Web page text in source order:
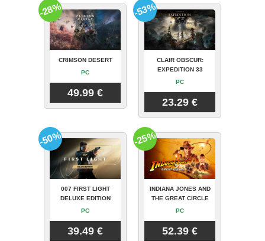
CRIMSON DESERT
PC
49.99 €
-28%
CLAIR OBSCUR:
EXPEDITION 33
PC
23.29 €
-53%
007 FIRST LIGHT
DELUXE EDITION
PC
39.49 €
-50%
INDIANA JONES AND
THE GREAT CIRCLE
PC
52.39 €
-25%